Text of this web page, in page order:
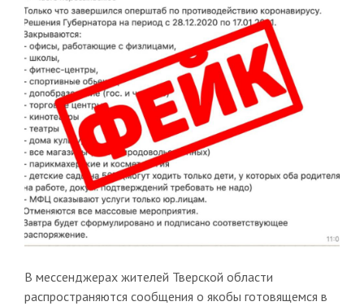
В мессенджерах жителей Тверской области
распространяются сообщения о якобы готовящемся в